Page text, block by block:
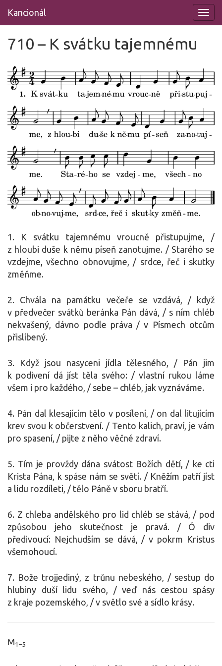
na
Kancionál
710 – K svátku tajemnému
1. K svátku tajemnému vroucně přistupujme, /
z hloubi duše k němu píseň zanotujme. / Starého se
vzdejme, všechno obnovujme, / srdce, řeč i skutky
změňme.
2. Chvála na památku večeře se vzdává, / když
v předvečer svátků beránka Pán dává, / s ním chléb
nekvašený, dávno podle práva / v Písmech otcům
přislíbený.
3. Když jsou nasyceni jídla tělesného, / Pán jim
k podivení dá jíst těla svého: / vlastní rukou láme
všem i pro každého, / sebe – chléb, jak vyznáváme.
4. Pán dal klesajícím tělo v posílení, / on dal litujícím
krev svou k občerstvení. / Tento kalich, praví, je vám
pro spasení, / pijte z něho věčné zdraví.
5. Tím je provždy dána svátost Božích dětí, / ke cti
Krista Pána, k spáse nám se světí. / Kněžím patří jíst
a lidu rozdíleti, / tělo Páně v sboru bratří.
6. Z chleba andělského pro lid chléb se stává, / pod
způsobou jeho skutečnost je pravá. / Ó div
předivoucí: Nejchudším se dává, / v pokrm Kristus
všemohoucí.
7. Bože trojjediný, z trůnu nebeského, / sestup do
hlubiny duší lidu svého, / veď nás cestou spásy
z kraje pozemského, / v světlo své a sídlo krásy.
M1–5